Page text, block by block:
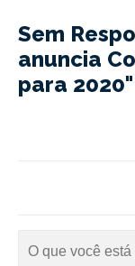
Sem
anuncia
para 2020"